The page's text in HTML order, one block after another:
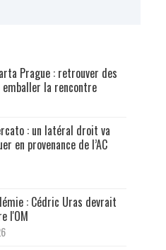
Prague : retrouver des
la rencontre
: un latéral droit va
en provenance de l’AC
: Cédric Uras devrait
l'OM